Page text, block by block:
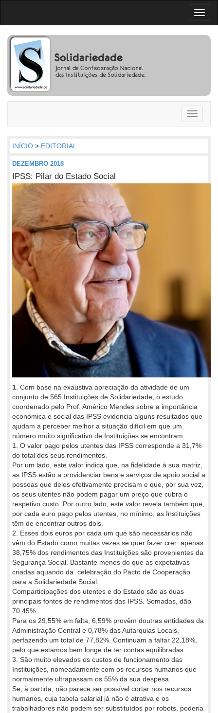
Toggle
INÍCIO > EDITORIAL
DEZEMBRO 2018
IPSS: Pilar do Estado Social
1 . Com base na exaustiva apreciação da atividade de um
conjunto de 565 Instituições de Solidariedade, o estudo
coordenado pelo Prof. Américo Mendes sobre a importância
económica e social das IPSS evidencia alguns resultados que
ajudam a perceber melhor a situação difícil em que um
número muito significativo de Instituições se encontram:
1. O valor pago pelos utentes das IPSS corresponde a 31,7%
do total dos seus rendimentos.
Por um lado, este valor indica que, na fidelidade à sua matriz,
as IPSS estão a providenciar bens e serviços de apoio social a
pessoas que deles efetivamente precisam e que, por sua vez,
os seus utentes não podem pagar um preço que cubra o
respetivo custo. Por outro lado, este valor revela também que,
por cada euro pago pelos utentes, no mínimo, as Instituições
têm de encontrar outros dois.
2. Esses dois euros por cada um que são necessários não
vêm do Estado como muitas vezes se quer fazer crer: apenas
38,75% dos rendimentos das Instituições são provenientes da
Segurança Social. Bastante menos do que as expetativas
criadas aquando da celebração do Pacto de Cooperação
para a Solidariedade Social.
Comparticipações dos utentes e do Estado são as duas
principais fontes de rendimentos das IPSS. Somadas, dão
70,45%.
Para os 29,55% em falta, 6,59% provêm doutras entidades da
Administração Central e 0,78% das Autarquias Locais,
perfazendo um total de 77,82%. Continuam a faltar 22,18%,
pelo que estamos bem longe de ter contas equilibradas.
3. São muito elevados os custos de funcionamento das
Instituições, nomeadamente com os recursos humanos que
normalmente ultrapassam os 55% da sua despesa.
Se, à partida, não parece ser possível cortar nos recursos
humanos, cuja tabela salarial já não é atrativa e os
trabalhadores não podem ser substituídos por robots, poderia